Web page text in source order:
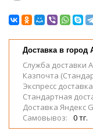
Доставка в город
Служба доставки
Казпочта
Экспресс
Стандартная
Доставка Яндекс
Самовывоз:
0 тг.